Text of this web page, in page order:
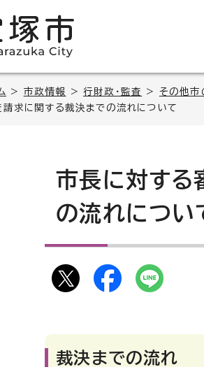
> 市政情報 >行財政・監査 > その他市
求に関する裁決までの流れについて
市長に対する
の流れについ
裁決までの流れ